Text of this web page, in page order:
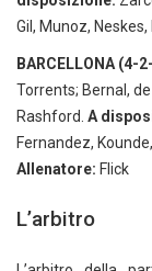
Gil, Munoz,
BARCELLONA (4-
Torrents; Bernal,
Rashford. A
Fernandez,
Allenatore: Flick
L’arbitro